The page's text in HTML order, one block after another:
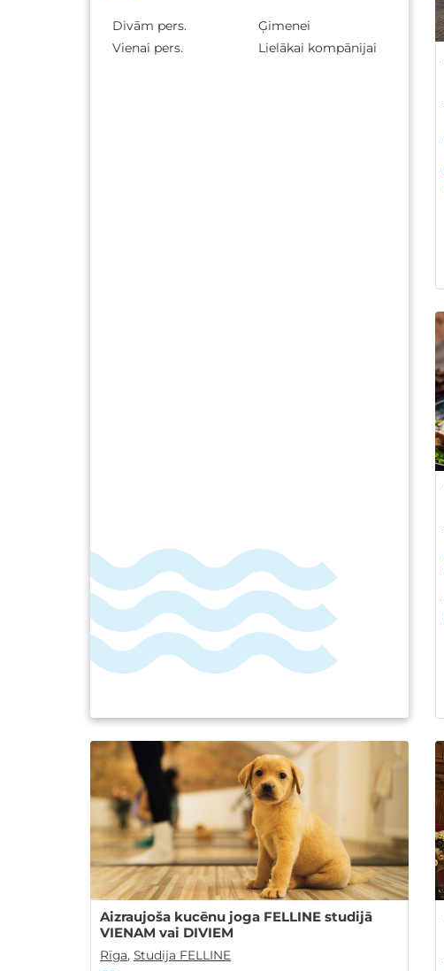
Divām pers.
Ģimenei
Vienai pers.
Lielākai kompānijai
Aizraujoša kucēnu joga FELLINE studijā
VIENAM vai DIVIEM
Rīga, Studija FELLINE